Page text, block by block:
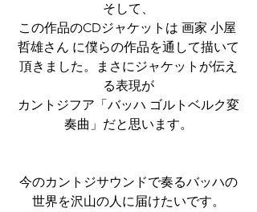
そして、
この作品のCDジャケットは 画家 小屋
哲雄さん に僕らの作品を通して描いて
頂きました。まさにジャケットが伝え
る表現が
カントジフア「バッハ ゴルトベルク変
奏曲」だと思います。
今のカントジサウンドで奏るバッハの
世界を沢山の人に届けたいです。